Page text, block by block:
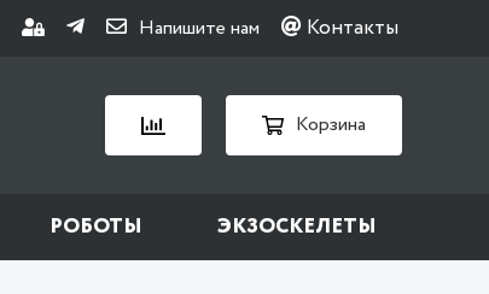
Напишите нам Контакты
Корзина
РОБОТЫ ЭКЗОСКЕЛЕТЫ